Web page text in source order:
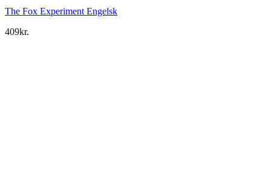
The Fox Experiment Engelsk
409kr.